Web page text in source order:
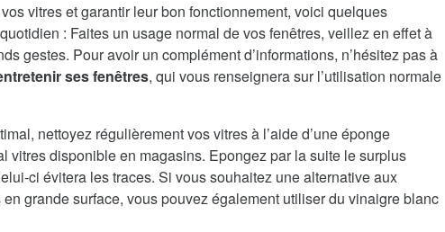
vitres et garantir leur bon fonctionnement, voici quelques
: Faites un usage normal de vos fenêtres, veillez en effet à
gestes. Pour avoir un complément d’informations, n’hésitez pas à
ses fenêtres, qui vous renseignera sur l’utilisation normale
nettoyez régulièrement vos vitres à l’aide d’une éponge
vitres disponible en magasins. Epongez par la suite le surplus
ci évitera les traces. Si vous souhaitez une alternative aux
grande surface, vous pouvez également utiliser du vinaigre blanc